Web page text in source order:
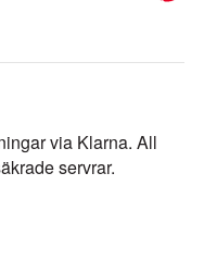
via Klarna. All
servrar.